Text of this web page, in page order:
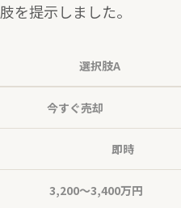
を提示しました。
選択肢A
今すぐ売却
即時
3,200〜3,400万円